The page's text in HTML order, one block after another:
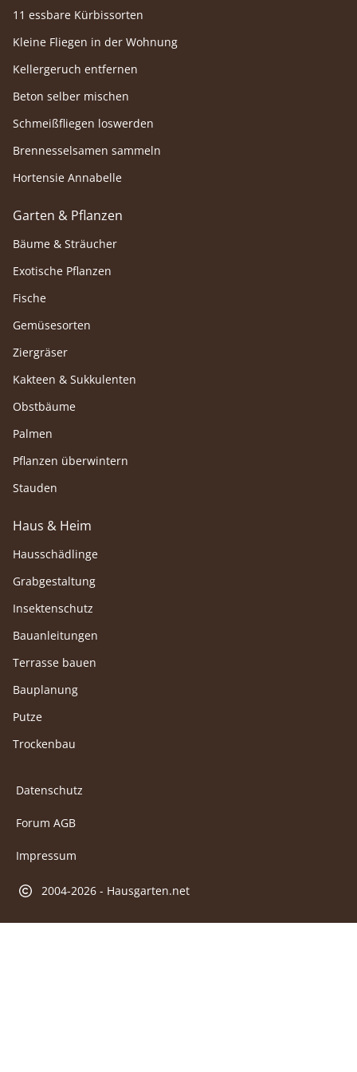
11 essbare Kürbissorten
Kleine Fliegen in der Wohnung
Kellergeruch entfernen
Beton selber mischen
Schmeißfliegen loswerden
Brennesselsamen sammeln
Hortensie Annabelle
Garten & Pflanzen
Bäume & Sträucher
Exotische Pflanzen
Fische
Gemüsesorten
Ziergräser
Kakteen & Sukkulenten
Obstbäume
Palmen
Pflanzen überwintern
Stauden
Haus & Heim
Hausschädlinge
Grabgestaltung
Insektenschutz
Bauanleitungen
Terrasse bauen
Bauplanung
Putze
Trockenbau
Datenschutz
Forum AGB
Impressum
2004-2026 - Hausgarten.net